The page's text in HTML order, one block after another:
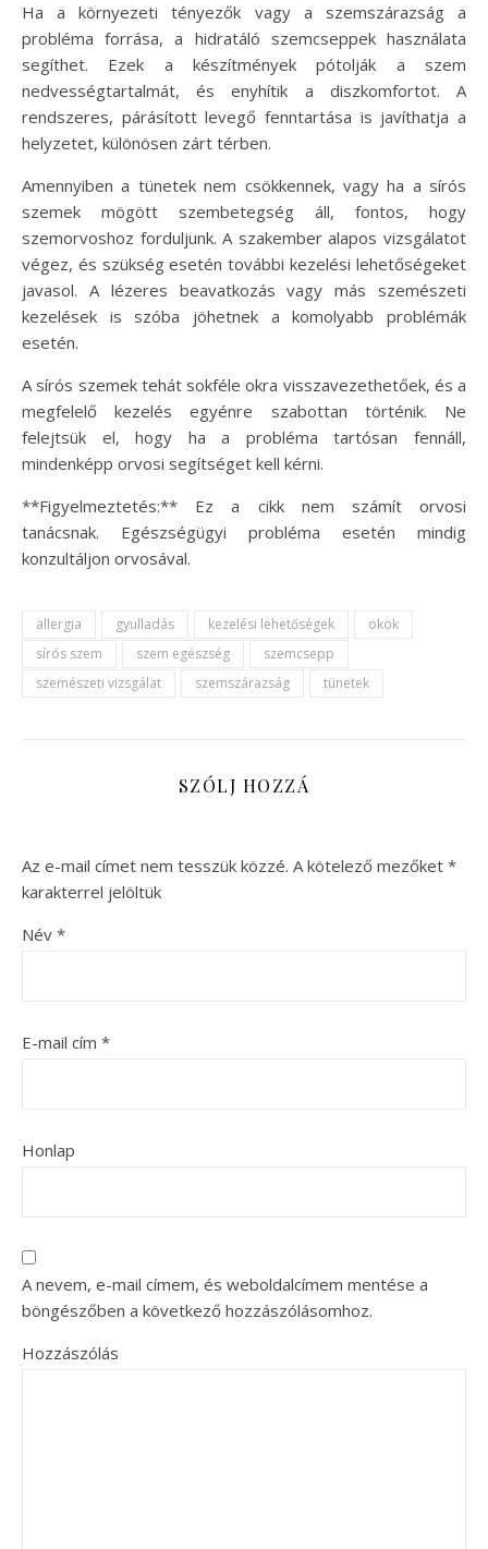
Ha a környezeti tényezők vagy a szemszárazság a
probléma forrása, a hidratáló szemcseppek használata
segíthet. Ezek a készítmények pótolják a szem
nedvességtartalmát, és enyhítik a diszkomfortot. A
rendszeres, párásított levegő fenntartása is javíthatja a
helyzetet, különösen zárt térben.
Amennyiben a tünetek nem csökkennek, vagy ha a sírós
szemek mögött szembetegség áll, fontos, hogy
szemorvoshoz forduljunk. A szakember alapos vizsgálatot
végez, és szükség esetén további kezelési lehetőségeket
javasol. A lézeres beavatkozás vagy más szemészeti
kezelések is szóba jöhetnek a komolyabb problémák
esetén.
A sírós szemek tehát sokféle okra visszavezethetőek, és a
megfelelő kezelés egyénre szabottan történik. Ne
felejtsük el, hogy ha a probléma tartósan fennáll,
mindenképp orvosi segítséget kell kérni.
**Figyelmeztetés:** Ez a cikk nem számít orvosi
tanácsnak. Egészségügyi probléma esetén mindig
konzultáljon orvosával.
allergia gyulladás kezelési lehetőségek
okok
sírós szem
szem egészség
szemcsepp
szemészeti vizsgálat
szemszárazság tünetek
SZÓLJ HOZZÁ
Az e-mail címet nem tesszük közzé. A kötelező mezőket *
karakterrel jelöltük
Név *
E-mail cím *
Honlap
A nevem, e-mail címem, és weboldalcímem mentése a
böngészőben a következő hozzászólásomhoz.
Hozzászólás